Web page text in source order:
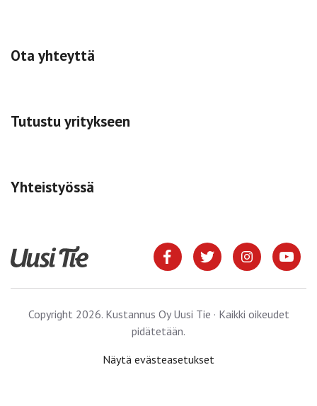
Ota yhteyttä
Tutustu yritykseen
Yhteistyössä
Copyright 2026. Kustannus Oy Uusi Tie · Kaikki oikeudet
pidätetään.
Näytä evästeasetukset